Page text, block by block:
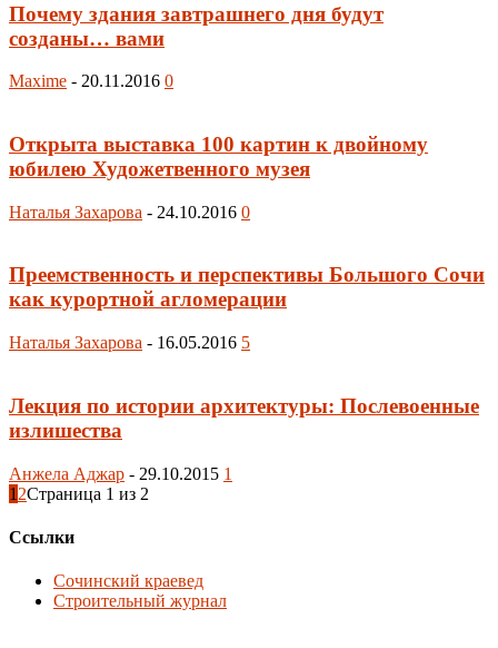
Почему здания завтрашнего дня будут
созданы… вами
Maxime - 20.11.2016 0
Открыта выставка 100 картин к двойному
юбилею Художетвенного музея
Наталья Захарова - 24.10.2016 0
Преемственность и перспективы Большого Сочи
как курортной агломерации
Наталья Захарова - 16.05.2016 5
Лекция по истории архитектуры: Послевоенные
излишества
Анжела Аджар - 29.10.2015 1
1 2Страница 1 из 2
Ссылки
Сочинский краевед
Строительный журнал